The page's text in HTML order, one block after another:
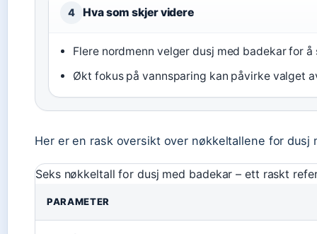
4 Hva som skjer videre
Flere nordmenn velger dusj med badekar for å
Økt fokus på vannsparing kan påvirke valget
Her er en rask oversikt over nøkkeltallene for dusj
Seks nøkkeltall for dusj med badekar – ett raskt
PARAMETER